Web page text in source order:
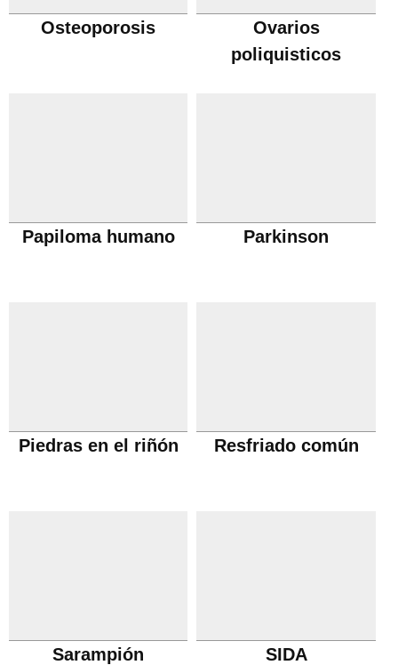
Osteoporosis
Ovarios
poliquisticos
Papiloma humano Parkinson
Piedras en el riñón Resfriado común
Sarampión SIDA